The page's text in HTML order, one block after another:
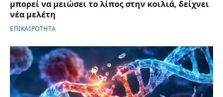
μπορεί να μειώσει το λίπος στην κοιλιά, δείχνει
νέα μελέτη
ΕΠΙΚΑΙΡΟΤΗΤΑ